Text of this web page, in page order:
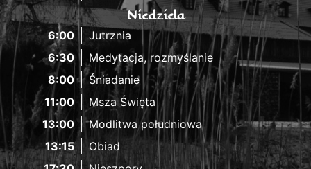
Niedziela
6:00
Jutrznia
6:30
Medytacja, rozmyślanie
8:00
Śniadanie
11:00
Msza Święta
13:00
Modlitwa południowa
13:15
Obiad